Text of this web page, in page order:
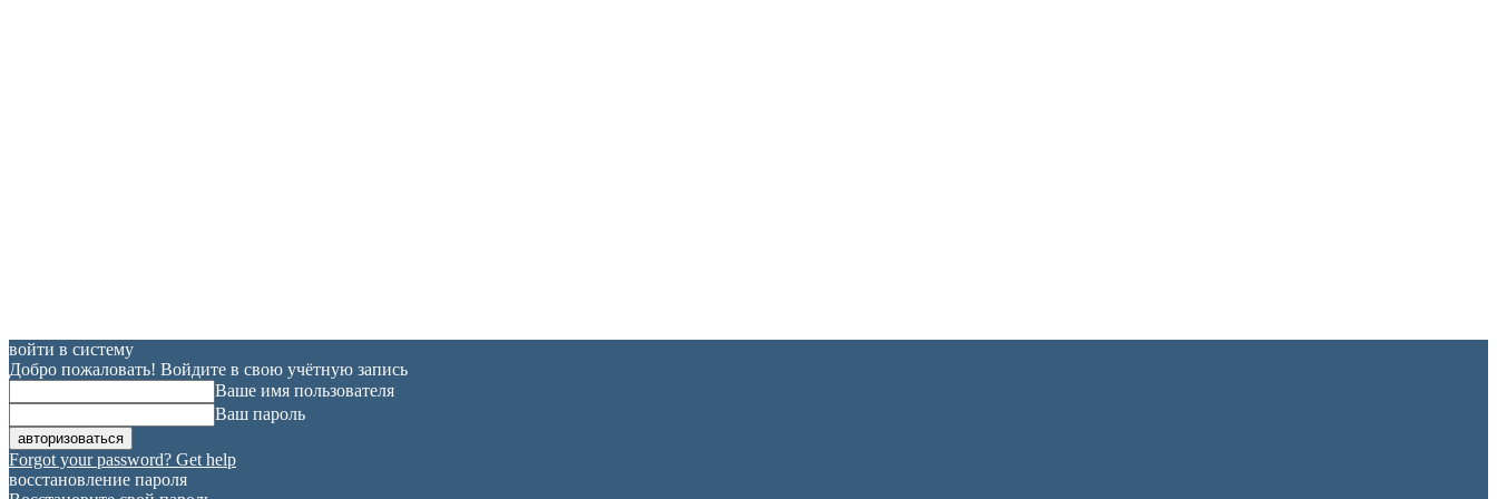
войти в систему
Добро пожаловать! Войдите в свою учётную запись
Ваше имя пользователя
Ваш пароль
Forgot your password? Get help
восстановление пароля